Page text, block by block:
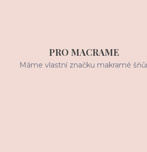
PRO MACRAME
Máme vlastní značku makramé